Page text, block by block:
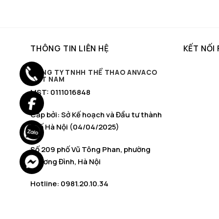
THÔNG TIN LIÊN HỆ
CÔNG TY TNHH THỂ THAO ANVACO
VIỆT NAM
MST: 0111016848
Cấp bởi: Sở Kế hoạch và Đầu tư thành
phố Hà Nội (04/04/2025)
Số 209 phố Vũ Tông Phan, phường
Khương Đình, Hà Nội
Hotline: 0981.20.10.34
KẾT NỐI